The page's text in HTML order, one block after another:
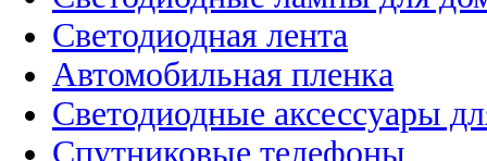
Светодиодная лента
Автомобильная пленка
Светодиодные аксессуары
Спутниковые телефоны